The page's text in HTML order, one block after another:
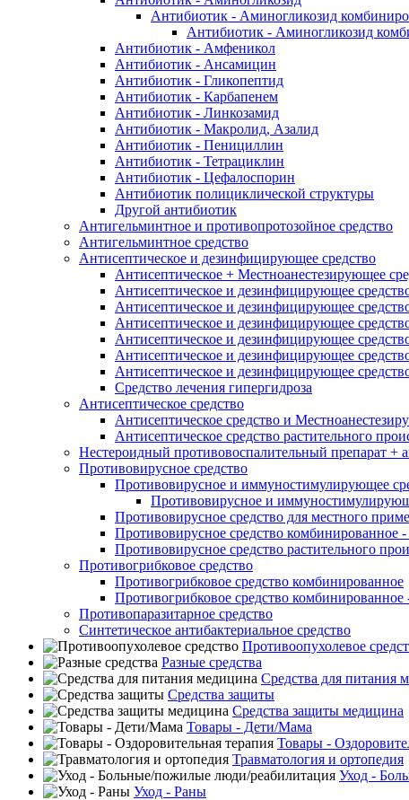
Антибиотик - Аминогликозид
Антибиотик - Аминогликозид
Антибиотик - Амфеникол
Антибиотик - Ансамицин
Антибиотик - Гликопептид
Антибиотик - Карбапенем
Антибиотик - Линкозамид
Антибиотик - Макролид, Азалид
Антибиотик - Пенициллин
Антибиотик - Тетрациклин
Антибиотик - Цефалоспорин
Антибиотик полициклической структуры
Другой антибиотик
Антигельминтное и противопротозойное средство
Антигельминтное средство
Антисептическое и дезинфицирующее средство
Антисептическое + Местноанестезирующее
Антисептическое и дезинфицирующее
Антисептическое и дезинфицирующее
Антисептическое и дезинфицирующее
Антисептическое и дезинфицирующее
Антисептическое и дезинфицирующее
Антисептическое и дезинфицирующее
Средство лечения гипергидроза
Антисептическое средство
Антисептическое средство и
Антисептическое средство растительного
Нестероидный противовоспалительный препарат +
Противовирусное средство
Противовирусное и иммуностимулирующее
Противовирусное и
Противовирусное средство для местного
Противовирусное средство
Противовирусное средство растительного
Противогрибковое средство
Противогрибковое средство комбинированное
Противогрибковое средство
Противопаразитарное средство
Синтетическое антибактериальное средство
Противоопухолевое
Разные средства
Средства для питания
Средства защиты
Средства защиты медицина
Товары - Дети/Мама
Товары -
Травматология и ортопедия
Уход -
Уход - Раны